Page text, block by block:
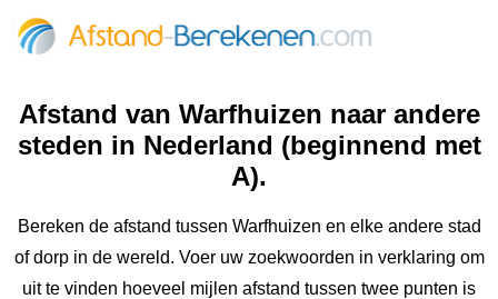
Afstand van Warfhuizen naar andere
steden in Nederland (beginnend met
A).
Bereken de afstand tussen Warfhuizen en elke andere stad
of dorp in de wereld. Voer uw zoekwoorden in verklaring om
uit te vinden hoeveel mijlen afstand tussen twee punten is